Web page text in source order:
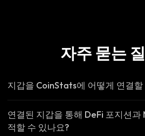
자주 묻는
지갑을 CoinStats에 어떻게 연결할
연결된 지갑을 통해 DeFi 포지션과
적할 수 있나요?